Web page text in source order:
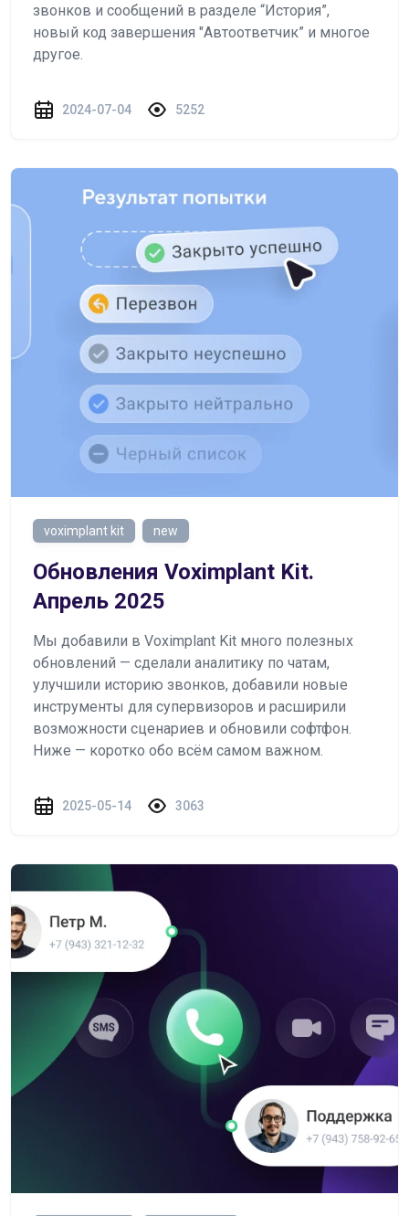
звонков и сообщений в разделе “История”,
новый код завершения "Автоответчик” и многое
другое.
2024-07-04 5252
voximplant kit new
Обновления Voximplant Kit.
Апрель 2025
Мы добавили в Voximplant Kit много полезных
обновлений — сделали аналитику по чатам,
улучшили историю звонков, добавили новые
инструменты для супервизоров и расширили
возможности сценариев и обновили софтфон.
Ниже — коротко обо всём самом важном.
2025-05-14 3063